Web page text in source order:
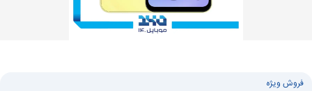
فروش ویژه